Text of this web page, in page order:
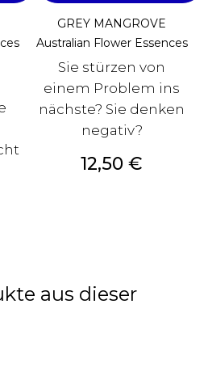
GREY MANGROVE
Australian Flower Essences
Sie stürzen von
einem Problem ins
nächste? Sie denken
negativ?
Preis
12,50 €
aus dieser